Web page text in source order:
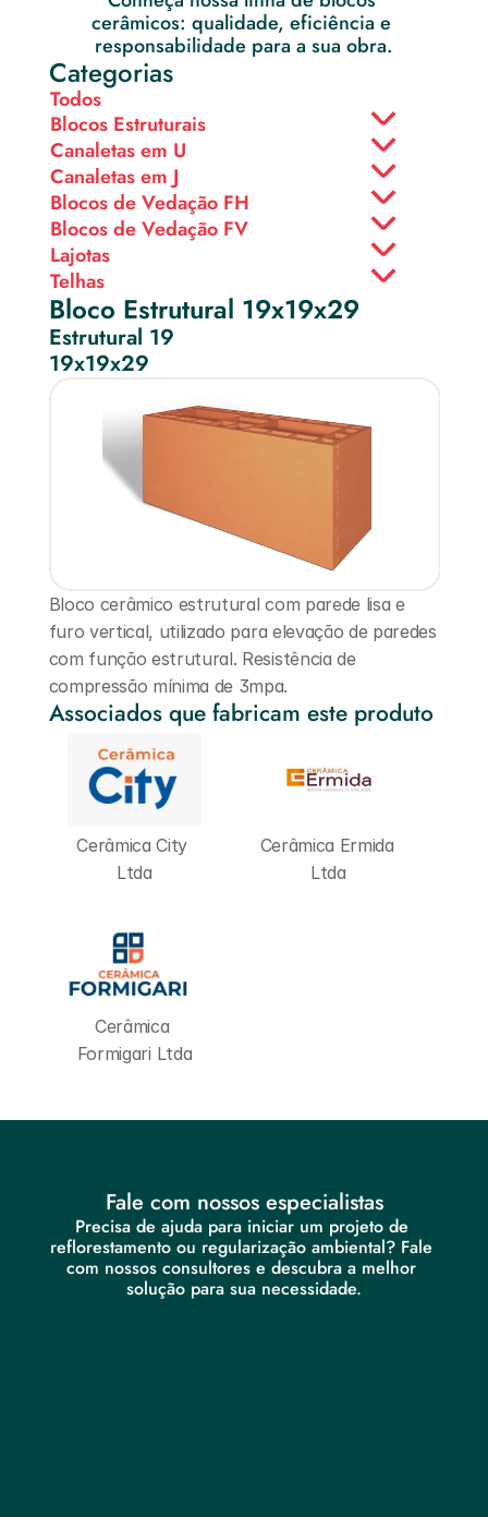
cerâmicos: qualidade, eficiência e
responsabilidade para a sua obra.
Categorias
Todos
Blocos Estruturais
Canaletas em U
Canaletas em J
Blocos de Vedação FH
Blocos de Vedação FV
Lajotas
Telhas
Bloco Estrutural 19x19x29
Estrutural 19
19x19x29
Associados que fabricam este produto
Bloco cerâmico estrutural com parede lisa e
furo vertical, utilizado para elevação de paredes
com função estrutural. Resistência de
compressão mínima de 3mpa.
Cerâmica City
Ltda
Cerâmica Ermida
Ltda
Cerâmica
Formigari Ltda
Fale com nossos especialistas
Precisa de ajuda para iniciar um projeto de
reflorestamento ou regularização ambiental? Fale
com nossos consultores e descubra a melhor
solução para sua necessidade.